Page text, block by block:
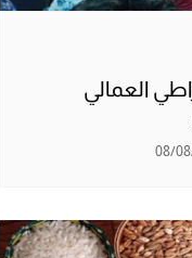
العمالي
08/